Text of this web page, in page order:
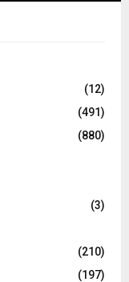
(12)
(491)
(880)
(3)
(210)
(197)